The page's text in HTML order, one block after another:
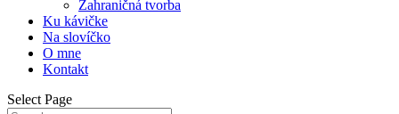
Zahraničná tvorba
Ku kávičke
Na slovíčko
O mne
Kontakt
Select Page